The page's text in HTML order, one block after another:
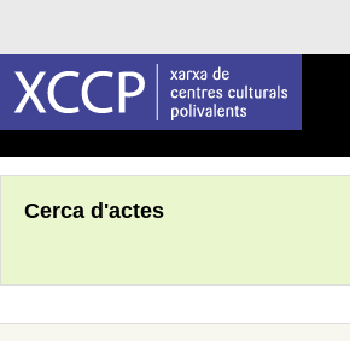
Cerca d'actes